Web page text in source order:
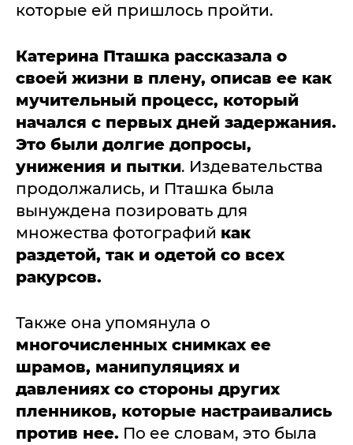
которые ей пришлось пройти.
Катерина Пташка рассказала о
своей жизни в плену, описав ее как
мучительный процесс, который
начался с первых дней задержания.
Это были долгие допросы,
унижения и пытки. Издевательства
продолжались, и Пташка была
вынуждена позировать для
множества фотографий как
раздетой, так и одетой со всех
ракурсов.
Также она упомянула о
многочисленных снимках ее
шрамов, манипуляциях и
давлениях со стороны других
пленников, которые настраивались
против нее. По ее словам, это была